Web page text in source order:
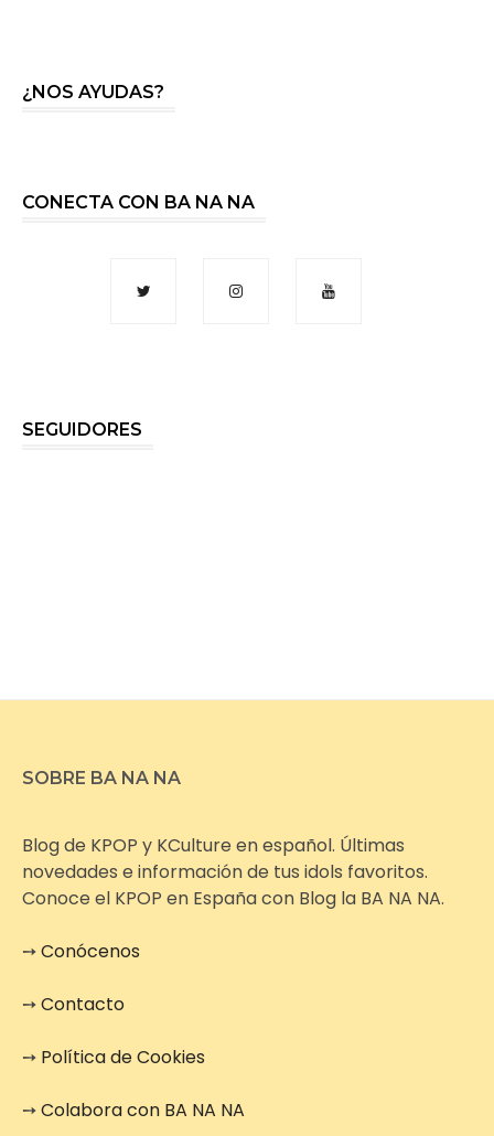
¿NOS AYUDAS?
CONECTA CON BA NA NA
SEGUIDORES
SOBRE BA NA NA
Blog de KPOP y KCulture en español. Últimas
novedades e información de tus idols favoritos.
Conoce el KPOP en España con Blog la BA NA NA.
➙Conócenos
➙Contacto
➙ Política de Cookies
➙Colabora con BA NA NA